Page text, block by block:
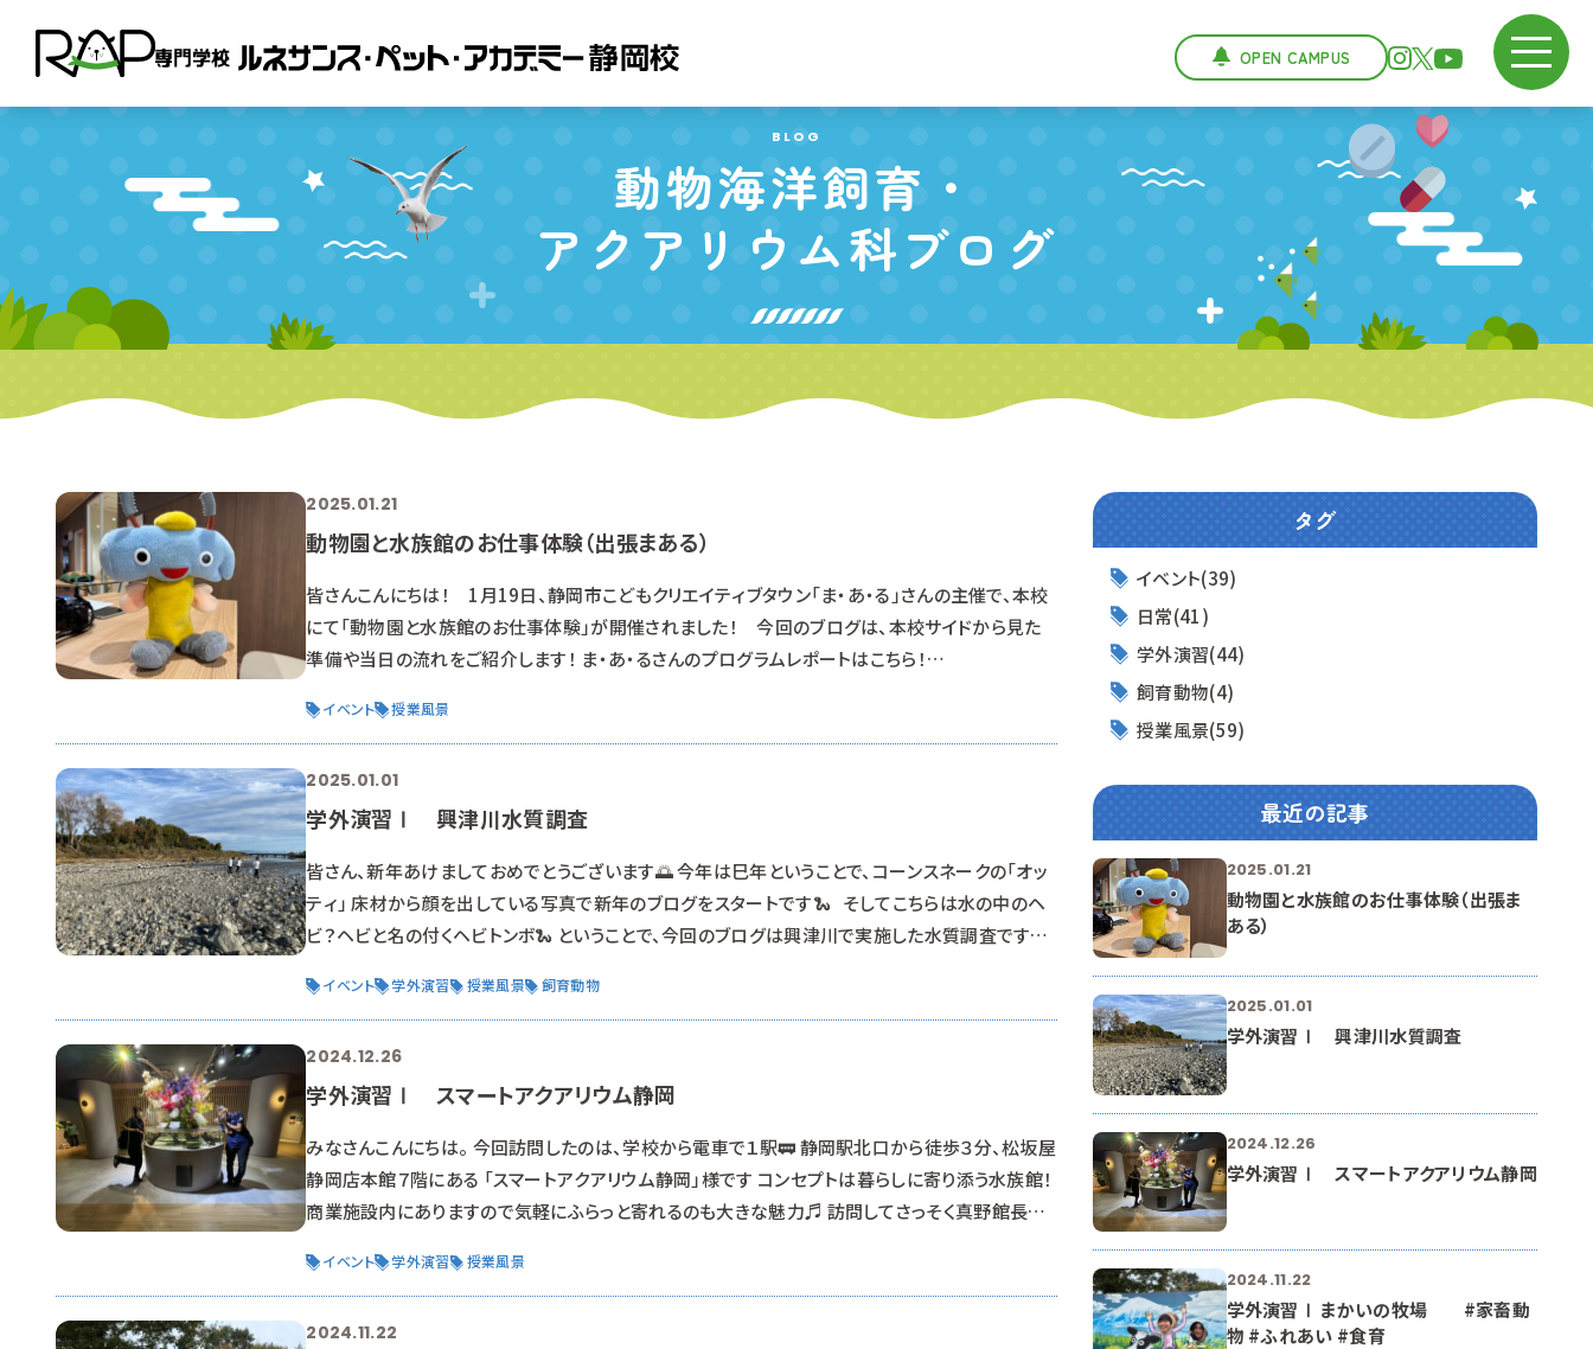
OPEN CAMPUS
BLOG
動物海洋飼育・
アクアリウム科ブログ
2025.01.21
動物園と水族館のお仕事体験（出張まある）
皆さんこんにちは！ 1月19日、静岡市こどもクリエイティブタウン「ま・あ・る」さんの主催で、本校
にて「動物園と水族館のお仕事体験」が開催されました！ 今回のブログは、本校サイドから見た
準備や当日の流れをご紹介します！ ま・あ・るさんのプログラムレポートはこちら！
は、動物園や水族館の飼育員を目指す学生が学ぶ学科です。飼育員と聞くと「動物や魚を飼育す
イベント 授業風景
2025.01.01
学外演習Ⅰ 興津川水質調査
皆さん、新年あけましておめでとうございます🌅 今年は巳年ということで、コーンスネークの「オッ
ティ」 床材から顔を出している写真で新年のブログをスタートです🐍 そしてこちらは水の中のヘ
ビ？ヘビと名の付くヘビトンボ🐍 ということで、今回のブログは興津川で実施した水質調査です！
物は、環境の変化に敏感で、水質や底質が変わると、その種類にも変化が生じます。 こうした変化
イベント 学外演習 授業風景 飼育動物
2024.12.26
学外演習Ⅰ スマートアクアリウム静岡
みなさんこんにちは。 今回訪問したのは、学校から電車で１駅🚃 静岡駅北口から徒歩３分、松坂屋
静岡店本館７階にある 「スマートアクアリウム静岡」様です コンセプトは暮らしに寄り添う水族館！
商業施設内にありますので気軽にふらっと寄れるのも大きな魅力♬ 訪問してさっそく真野館長に
業界に求められる人材」についてもお話いただきました。 トピックスの内容は👇をチェック
イベント 学外演習 授業風景
2024.11.22
タグ
イベント(39)
日常(41)
学外演習(44)
飼育動物(4)
授業風景(59)
最近の記事
2025.01.21
動物園と水族館のお仕事体験（出張ま
ある）
2025.01.01
学外演習Ⅰ 興津川水質調査
2024.12.26
学外演習Ⅰ スマートアクアリウム静岡
2024.11.22
学外演習Ⅰ まかいの牧場 #家畜動
物 #ふれあい #食育